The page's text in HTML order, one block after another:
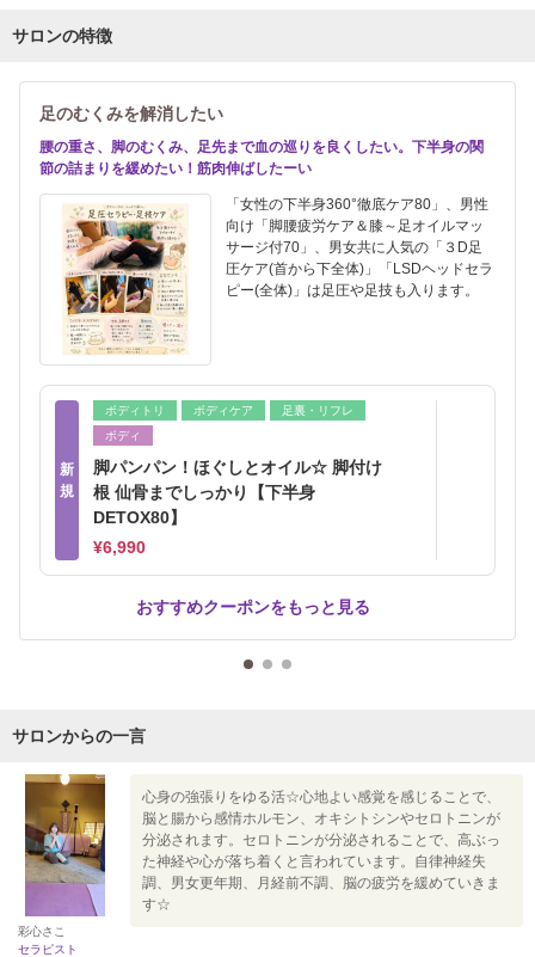
サロンの特徴
足のむくみを解消したい
腰の重さ、脚のむくみ、足先まで血の巡りを良くしたい。下半身の関
節の詰まりを緩めたい！筋肉伸ばしたーい
「女性の下半身360°徹底ケア80」、男性
向け「脚腰疲労ケア＆膝～足オイルマッ
サージ付70」、男女共に人気の「３D足
圧ケア(首から下全体)」「LSDヘッドセラ
ピー(全体)」は足圧や足技も入ります。
新
規
ボディトリ ボディケア
足裏・リフレ
ボディ
脚パンパン！ほぐしとオイル☆ 脚付け
根 仙骨までしっかり【下半身
DETOX80】
¥6,990
おすすめクーポンをもっと見る
サロンからの一言
彩心さこ
セラピスト
心身の強張りをゆる活☆心地よい感覚を感じることで、
脳と腸から感情ホルモン、オキシトシンやセロトニンが
分泌されます。セロトニンが分泌されることで、高ぶっ
た神経や心が落ち着くと言われています。自律神経失
調、男女更年期、月経前不調、脳の疲労を緩めていきま
す☆